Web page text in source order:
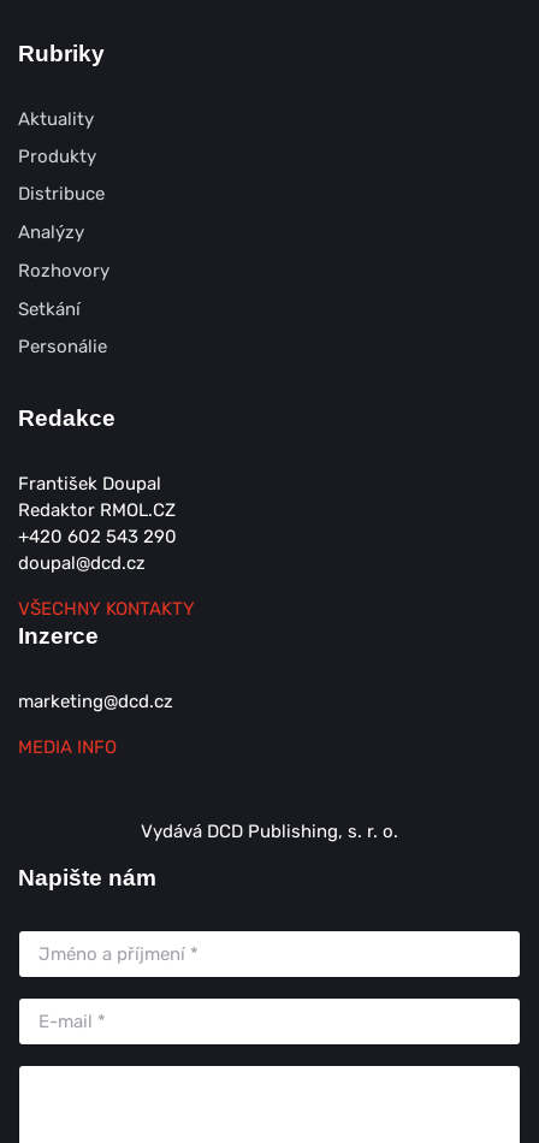
Rubriky
Aktuality
Produkty
Distribuce
Analýzy
Rozhovory
Setkání
Personálie
Redakce
František Doupal
Redaktor RMOL.CZ
+420 602 543 290
doupal@dcd.cz
VŠECHNY KONTAKTY
Inzerce
marketing@dcd.cz
MEDIA INFO
Vydává DCD Publishing, s. r. o.
Napište nám